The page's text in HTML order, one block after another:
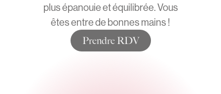
plus épanouie et équilibrée. Vous
êtes entre de bonnes mains !
Prendre RDV